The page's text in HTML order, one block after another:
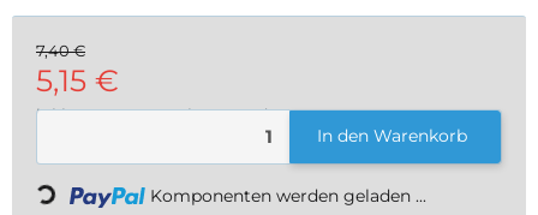
7,40 €
5,15 €
inkl. 19% USt. , zzgl.Versand
In den Warenkorb
Loading... Komponenten werden geladen ...